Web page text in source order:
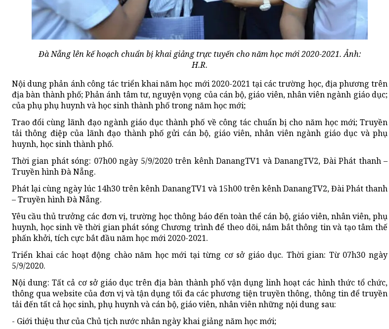
Đà Nẵng lên kế hoạch chuẩn bị khai giảng trực tuyến cho năm học mới 2020-2021. Ảnh:
H.R.
Nội dung phản ánh công tác triển khai năm học mới 2020-2021 tại các trường học, địa phương trên
địa bàn thành phố; Phản ánh tâm tư, nguyện vọng của cán bộ, giáo viên, nhân viên ngành giáo dục;
của phụ phụ huynh và học sinh thành phố trong năm học mới;
Trao đổi cùng lãnh đạo ngành giáo dục thành phố về công tác chuẩn bị cho năm học mới; Truyền
tải thông điệp của lãnh đạo thành phố gửi cán bộ, giáo viên, nhân viên ngành giáo dục và phụ
huynh, học sinh thành phố.
Thời gian phát sóng: 07h00 ngày 5/9/2020 trên kênh DanangTV1 và DanangTV2, Đài Phát thanh –
Truyền hình Đà Nẵng.
Phát lại cùng ngày lúc 14h30 trên kênh DanangTV1 và 15h00 trên kênh DanangTV2, Đài Phát thanh
– Truyền hình Đà Nẵng.
Yêu cầu thủ trưởng các đơn vị, trường học thông báo đến toàn thể cán bộ, giáo viên, nhân viên, phụ
huynh, học sinh về thời gian phát sóng Chương trình để theo dõi, nắm bắt thông tin và tạo tâm thế
phấn khởi, tích cực bắt đầu năm học mới 2020-2021.
Triển khai các hoạt động chào năm học mới tại từng cơ sở giáo dục. Thời gian: Từ 07h30 ngày
5/9/2020.
Nội dung: Tất cả cơ sở giáo dục trên địa bàn thành phố vận dụng linh hoạt các hình thức tổ chức,
thông qua website của đơn vị và tận dụng tối đa các phương tiện truyền thông, thông tin để truyền
tải đến tất cả học sinh, phụ huynh và cán bộ, giáo viên, nhân viên những nội dung sau:
- Giới thiệu thư của Chủ tịch nước nhân ngày khai giảng năm học mới;